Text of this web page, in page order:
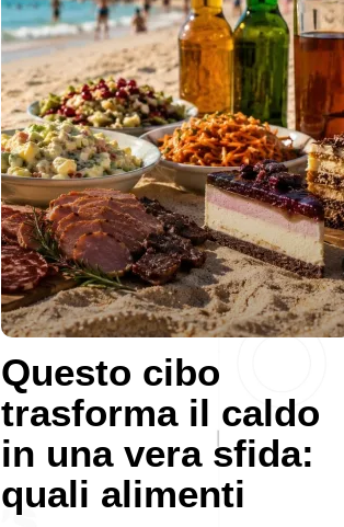
Questo cibo
trasforma il caldo
in una vera sfida:
quali alimenti